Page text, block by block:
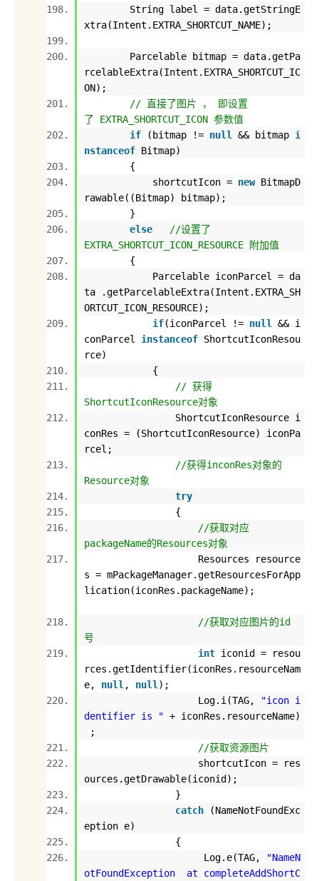
String label = data.getStringE
xtra(Intent.EXTRA_SHORTCUT_NAME);
Parcelable bitmap = data.getPa
rcelableExtra(Intent.EXTRA_SHORTCUT_IC
ON);
// 直接了图片 ， 即设置
了 EXTRA_SHORTCUT_ICON 参数值
if (bitmap != null && bitmap i
nstanceof Bitmap)
{
shortcutIcon = new BitmapD
rawable((Bitmap) bitmap);
}
else
//设置了
EXTRA_SHORTCUT_ICON_RESOURCE 附加值
{
Parcelable iconParcel = da
ta .getParcelableExtra(Intent.EXTRA_SH
ORTCUT_ICON_RESOURCE);
if(iconParcel != null
&& i
conParcel instanceof ShortcutIconResou
rce)
{
// 获得
ShortcutIconResource对象
ShortcutIconResource i
conRes = (ShortcutIconResource) iconPa
rcel;
//获得inconRes对象的
Resource对象
try
{
//获取对应
packageName的Resources对象
Resources resource
s = mPackageManager.getResourcesForApp
lication(iconRes.packageName);
//获取对应图片的id
号
int iconid = resou
rces.getIdentifier(iconRes.resourceNam
e, null , null );
Log.i(TAG,
"icon i
dentifier is " + iconRes.resourceName)
;
//获取资源图片
shortcutIcon = res
ources.getDrawable(iconid);
}
catch (NameNotFoundExc
eption e)
{
Log.e(TAG,
"NameN
otFoundException at completeAddShortC